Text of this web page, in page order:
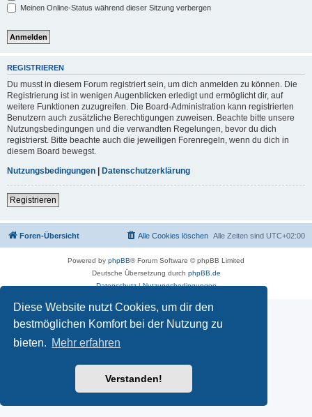
Diese Website nutzt Cookies, um dir den
bestmöglichen Komfort bei der Nutzung zu
bieten. Mehr erfahren
Verstanden!
Meinen Online-Status während dieser Sitzung verbergen
REGISTRIEREN
Du musst in diesem Forum registriert sein, um dich anmelden zu können. Die
Registrierung ist in wenigen Augenblicken erledigt und ermöglicht dir, auf
weitere Funktionen zuzugreifen. Die Board-Administration kann registrierten
Benutzern auch zusätzliche Berechtigungen zuweisen. Beachte bitte unsere
Nutzungsbedingungen und die verwandten Regelungen, bevor du dich
registrierst. Bitte beachte auch die jeweiligen Forenregeln, wenn du dich in
diesem Board bewegst.
Nutzungsbedingungen | Datenschutzerklärung
Registrieren
Foren-Übersicht Alle Zeiten sind UTC+02:00
Alle Cookies löschen
Powered by phpBB® Forum Software © phpBB Limited
Deutsche Übersetzung durch phpBB.de
Datenschutz|Nutzungsbedingungen